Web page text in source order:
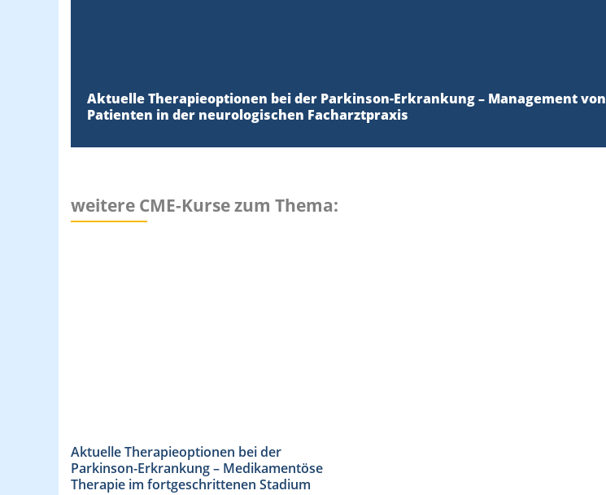
Aktuelle Therapieoptionen bei der Parkinson-Erkrankung – Management von
Patienten in der neurologischen Facharztpraxis
weitere CME-Kurse zum Thema:
Aktuelle Therapieoptionen bei der
Parkinson-Erkrankung – Medikamentöse
Therapie im fortgeschrittenen Stadium